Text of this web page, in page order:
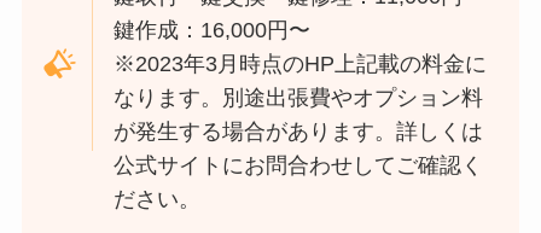
鍵作成：16,000円〜
※2023年3月時点のHP上記載の料金に
なります。別途出張費やオプション料
が発生する場合があります。詳しくは
公式サイトにお問合わせしてご確認く
ださい。